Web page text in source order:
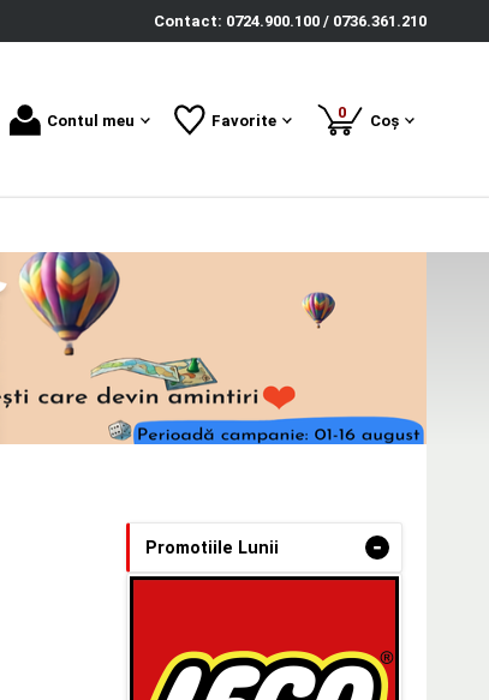
Contact: 0724.900.100 / 0736.361.210
Contul meu Favorite 0produse
Coș
Promotiile Lunii -